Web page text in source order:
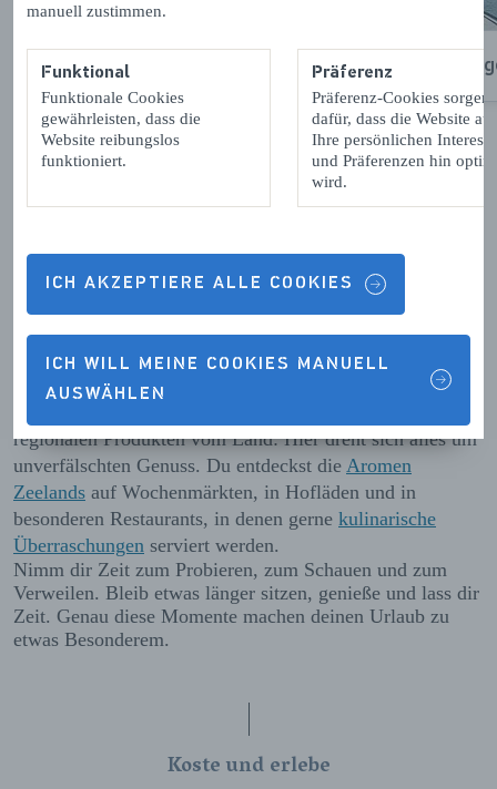
manuell zustimmen.
Funktional
Funktionale Cookies
gewährleisten, dass die
Website reibungslos
funktioniert.
Präferenz
Präferenz-Cookies sorgen
dafür, dass die Website auf
Ihre persönlichen
und Präferenzen hin
wird.
ICH AKZEPTIERE ALLE COOKIES
ICH WILL MEINE COOKIES MANUELL
AUSWÄHLEN
Kanu- und Kajakfahren
VOLGENDE
Zeeländische Spezialitäten – an der
Kulinarische Highlights aus Zeeland kann man überall
genießen. An der Küste, aber auch im Landesinneren, wo
lokale Erzeugnisse und deren traditionelle Verarbeitung
im Mittelpunkt stehen.
regionalen Produkten vom Land: Hier dreht sich alles um
unverfälschten Genuss. Du entdeckst die Aromen
Zeelands auf Wochenmärkten, in Hofläden und in
besonderen Restaurants, in denen gerne kulinarische
Überraschungen serviert werden.
Nimm dir Zeit zum Probieren, zum Schauen und zum
Verweilen. Bleib etwas länger sitzen, genieße und lass dir
Zeit. Genau diese Momente machen deinen Urlaub zu
etwas Besonderem.
Koste und erlebe